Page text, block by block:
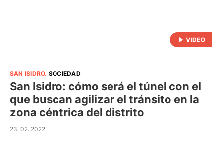
SAN ISIDRO. SOCIEDAD
San Isidro: cómo será el túnel con el
que buscan agilizar el tránsito en la
zona céntrica del distrito
23. 02. 2022